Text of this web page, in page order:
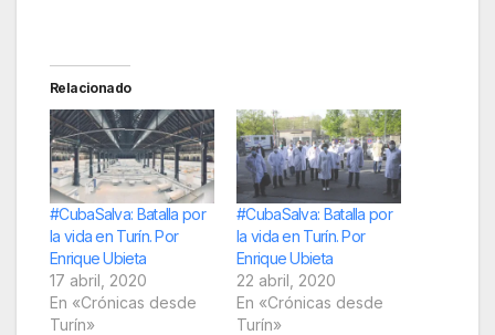
Relacionado
#CubaSalva: Batalla por
la vida en Turín. Por
Enrique Ubieta
17 abril, 2020
En «Crónicas desde
Turín»
#CubaSalva: Batalla por
la vida en Turín. Por
Enrique Ubieta
22 abril, 2020
En «Crónicas desde
Turín»